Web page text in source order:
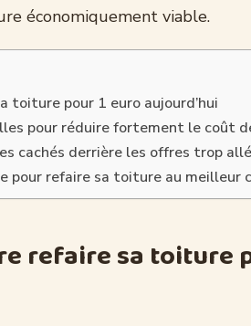
économiquement viable.
toiture pour 1 euro aujourd’hui
pour réduire fortement le coût
cachés derrière les offres trop
pour refaire sa toiture au meilleur
refaire sa toiture